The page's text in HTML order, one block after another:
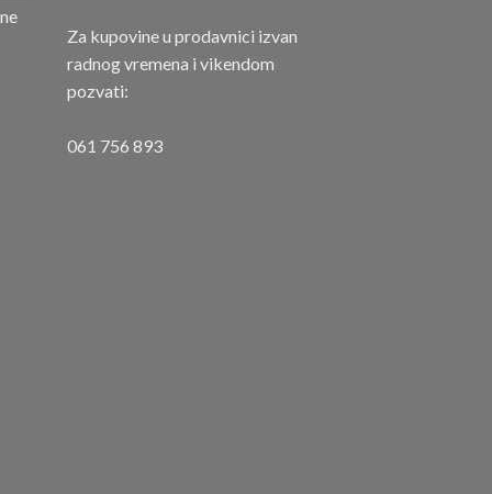
Za kupovine u prodavnici izvan
radnog vremena i vikendom
pozvati:
061 756 893